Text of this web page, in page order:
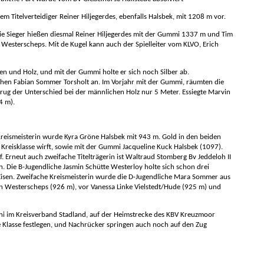
Titelverteidiger Reiner Hiljegerdes, ebenfalls Halsbek, mit 1208 m vor.
Sieger hießen diesmal Reiner Hiljegerdes mit der Gummi 1337 m und Tim
Mit de Kugel kann auch der Spielleiter vom KLVO, Erich
und Holz, und mit der Gummi holte er sich noch Silber ab.
Fabian Sommer Torsholt an. Im Vorjahr mit der Gummi, räumten die
der Unterschied bei der männlichen Holz nur 5 Meter. Essiegte Marvin
m).
wurde Kyra Gröne Halsbek mit 943 m. Gold in den beiden
wirft, sowie mit der Gummi Jacqueline Kuck Halsbek (1097).
auch zweifache Titelträgerin ist Waltraud Stomberg Bv Jeddeloh II
Die B-Jugendliche Jasmin Schütte Westerloy holte sich schon drei
Zweifache Kreismeisterin wurde die D-Jugendliche Mara Sommer aus
(926 m), vor Vanessa Linke Vielstedt/Hude (925 m) und
im Kreisverband Stadland, auf der Heimstrecke des KBV Kreuzmoor
festlegen, und Nachrücker springen auch noch auf den Zug